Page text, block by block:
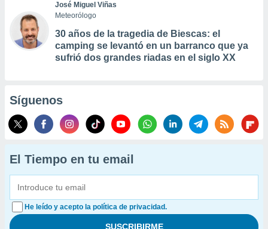
José Miguel Viñas
Meteorólogo
30 años de la tragedia de Biescas: el
camping se levantó en un barranco que ya
sufrió dos grandes riadas en el siglo XX
Síguenos
El Tiempo en tu email
He leído y acepto la política de privacidad.